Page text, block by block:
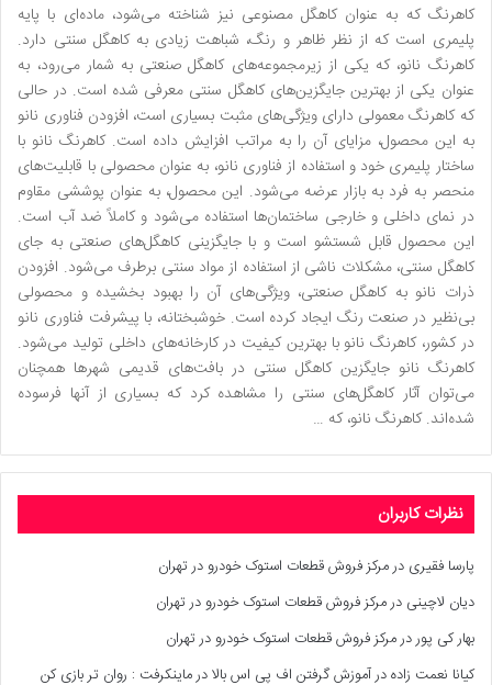
کاهرنگ که به عنوان کاهگل مصنوعی نیز شناخته می‌شود، ماده‌ای با پایه
پلیمری است که از نظر ظاهر و رنگ، شباهت زیادی به کاهگل سنتی دارد.
کاهرنگ نانو، که یکی از زیرمجموعه‌های کاهگل صنعتی به شمار می‌رود، به
عنوان یکی از بهترین جایگزین‌های کاهگل سنتی معرفی شده است. در حالی
که کاهرنگ معمولی دارای ویژگی‌های مثبت بسیاری است، افزودن فناوری نانو
به این محصول، مزایای آن را به مراتب افزایش داده است. کاهرنگ نانو با
ساختار پلیمری خود و استفاده از فناوری نانو، به عنوان محصولی با قابلیت‌های
منحصر به فرد به بازار عرضه می‌شود. این محصول، به عنوان پوششی مقاوم
در نمای داخلی و خارجی ساختمان‌ها استفاده می‌شود و کاملاً ضد آب است.
این محصول قابل شستشو است و با جایگزینی کاهگل‌های صنعتی به جای
کاهگل سنتی، مشکلات ناشی از استفاده از مواد سنتی برطرف می‌شود. افزودن
ذرات نانو به کاهگل صنعتی، ویژگی‌های آن را بهبود بخشیده و محصولی
بی‌نظیر در صنعت رنگ ایجاد کرده است. خوشبختانه، با پیشرفت فناوری نانو
در کشور، کاهرنگ نانو با بهترین کیفیت در کارخانه‌های داخلی تولید می‌شود.
کاهرنگ نانو جایگزین کاهگل سنتی در بافت‌های قدیمی شهرها همچنان
می‌توان آثار کاهگل‌های سنتی را مشاهده کرد که بسیاری از آنها فرسوده
شده‌اند. کاهرنگ نانو، که …
نظرات کاربران
پارسا فقیری درمرکز فروش قطعات استوک خودرو در تهران
دیان لاچینی درمرکز فروش قطعات استوک خودرو در تهران
بهار کی پوردرمرکز فروش قطعات استوک خودرو در تهران
کیانا نعمت زادهدرآموزش گرفتن اف پی اس بالا در ماینکرفت : روان تر بازی کن